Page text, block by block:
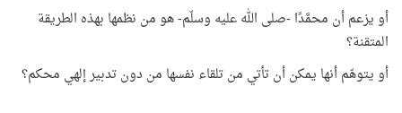
أو يزعم أن محمَّدًا -صلى الله عليه وسلّم- هو من نظمها بهذه الطريقة
المتقنة؟
أو يتوهّم أنها يمكن أن تأتي من تلقاء نفسها من دون تدبير إلهي محكم؟